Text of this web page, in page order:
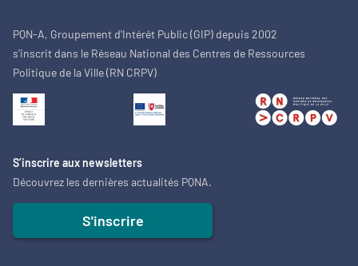
PQN-A, Groupement d'Intérêt Public (GIP) depuis 2002
s'inscrit dans le Réseau National des Centres de Ressources
Politique de la Ville (RN CRPV)
S’inscrire aux newsletters
Découvrez les dernières actualités PQNA.
S'inscrire